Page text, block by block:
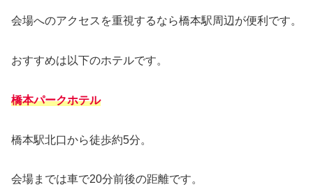
会場へのアクセスを重視するなら橋本駅周辺が便利です。
おすすめは以下のホテルです。
橋本パークホテル
橋本駅北口から徒歩約5分。
会場までは車で20分前後の距離です。